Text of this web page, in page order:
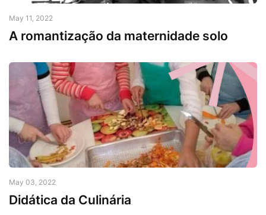
May 11, 2022
A romantização da maternidade solo
May 03, 2022
Didática da Culinária